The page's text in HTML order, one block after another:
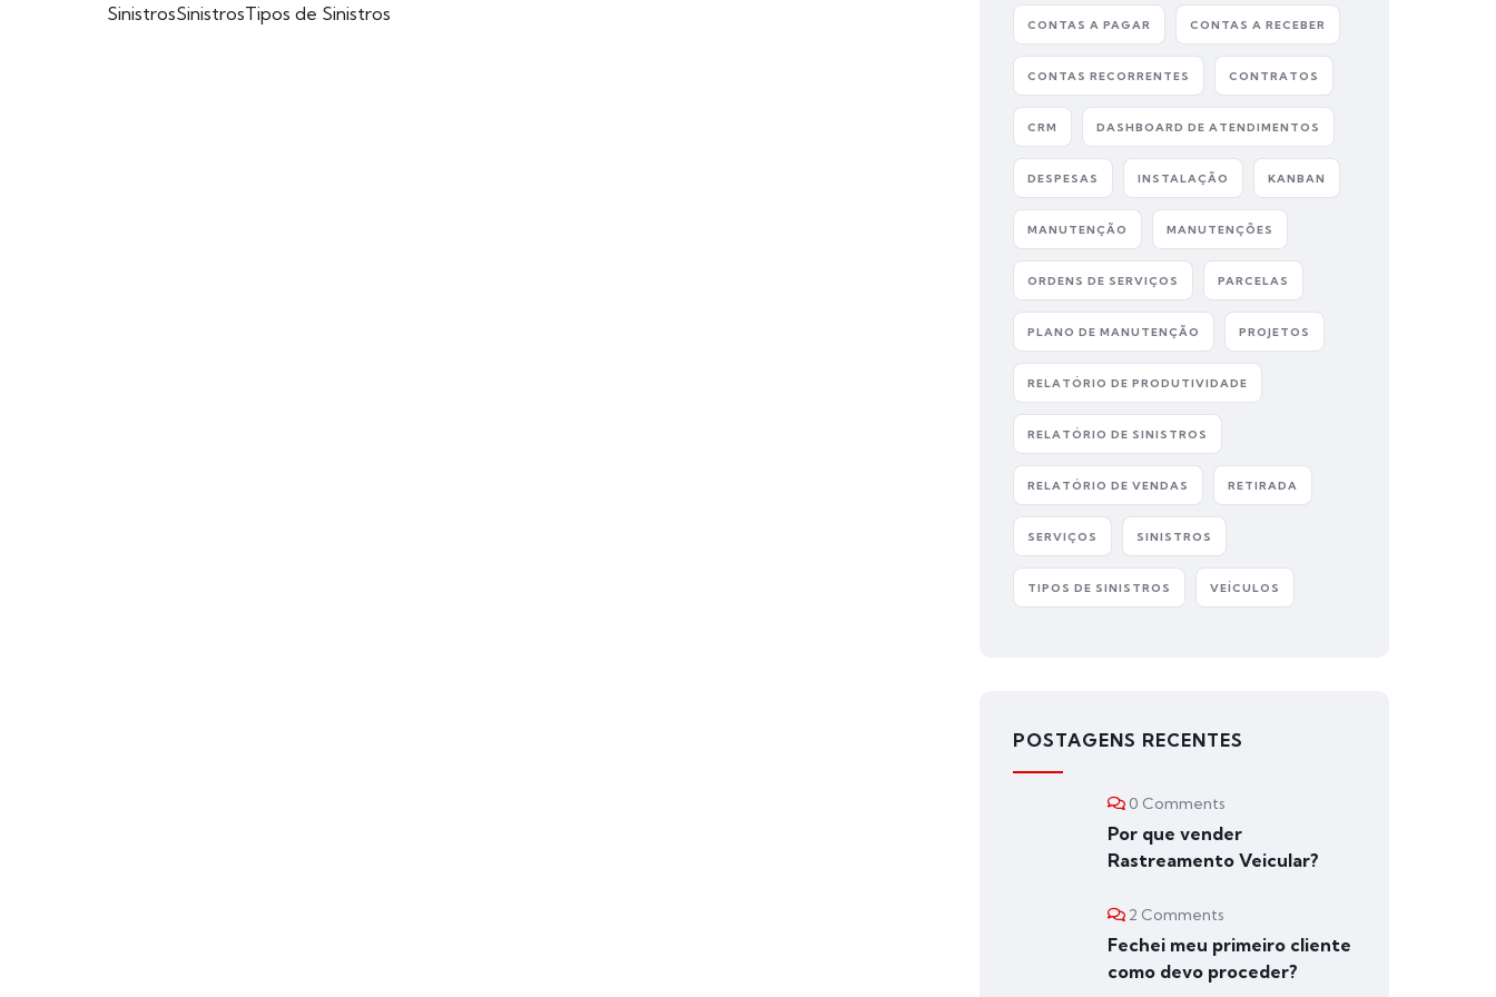
SinistrosSinistrosTipos de Sinistros
CONTAS A PAGAR CONTAS A RECEBER
CONTAS RECORRENTES CONTRATOS
CRM DASHBOARD DE ATENDIMENTOS
DESPESAS INSTALAÇÃO KANBAN
MANUTENÇÃO MANUTENÇÕES
ORDENS DE SERVIÇOS PARCELAS
PLANO DE MANUTENÇÃO PROJETOS
RELATÓRIO DE PRODUTIVIDADE
RELATÓRIO DE SINISTROS
RELATÓRIO DE VENDAS RETIRADA
SERVIÇOS SINISTROS
TIPOS DE SINISTROS VEÍCULOS
POSTAGENS RECENTES
0 Comments
Por que vender
Rastreamento Veicular?
2 Comments
Fechei meu primeiro cliente
como devo proceder?